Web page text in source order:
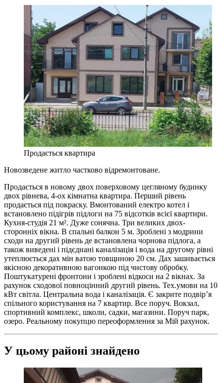
Продається квартира
Новозведене житло частково відремонтоване.
Продається в новому двох поверховому цегляному будинку
двох рівнева, 4-ох кімнатна квартира. Перший рівень
продається під покраску. Вмонтований електро котел і
встановлено підігрів підлоги на 75 відсотків всієї квартири.
Кухня-студія 21 м². Дуже сонячна. Три великих двох-
сторонніх вікна. В спальні балкон 5 м. Зроблені з модрини
сходи на другий рівень де встановлена чорнова підлога, а
також виведені і підєднані каналізація і вода на другому рівні
утеплюється дах мін ватою товщиною 20 см. Дах зашивається
якісною декоративною вагонкою під чистову обробку.
Поштукатурені фронтони і зроблені відкоси на 2 вікнах. За
рахунок сходової повноцінний другий рівень. Тех.умови на 10
кВт світла. Центральна вода і каналізація. Є закрите подвір’я
спільного користування на 7 квартир. Все поруч. Вокзал,
спортивний комплекс, школи, садки, магазини. Поруч парк,
озеро. Реальному покупцю переоформлення за Мій рахунок.
У цьому районі знайдено